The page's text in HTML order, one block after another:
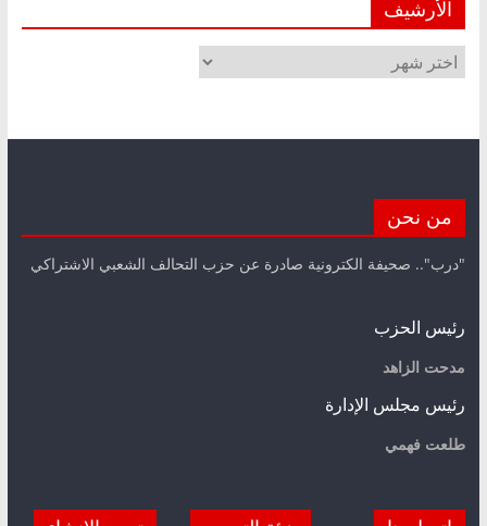
الأرشيف
الأرشيف
من نحن
"درب".. صحيفة الكترونية صادرة عن حزب التحالف الشعبي الاشتراكي
رئيس الحزب
مدحت الزاهد
رئيس مجلس الإدارة
طلعت فهمي